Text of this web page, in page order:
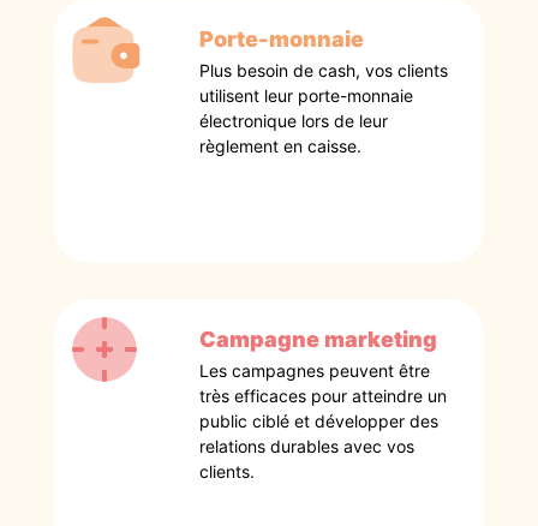
Porte-monnaie
Plus besoin de cash, vos clients
utilisent leur porte-monnaie
électronique lors de leur
règlement en caisse.
Campagne marketing
Les campagnes peuvent être
très efficaces pour atteindre un
public ciblé et développer des
relations durables avec vos
clients.